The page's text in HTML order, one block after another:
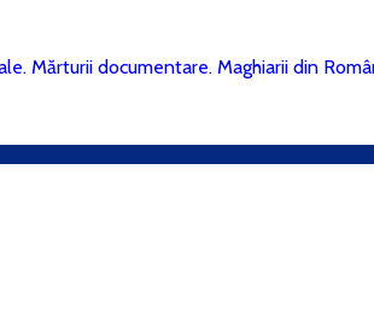
Mărturii documentare. Maghiarii din